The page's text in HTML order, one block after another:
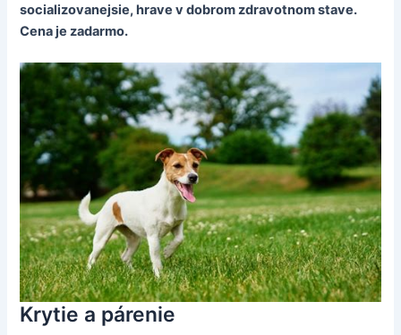
socializovanejsie, hrave v dobrom zdravotnom stave.
Cena je zadarmo.
Krytie a párenie